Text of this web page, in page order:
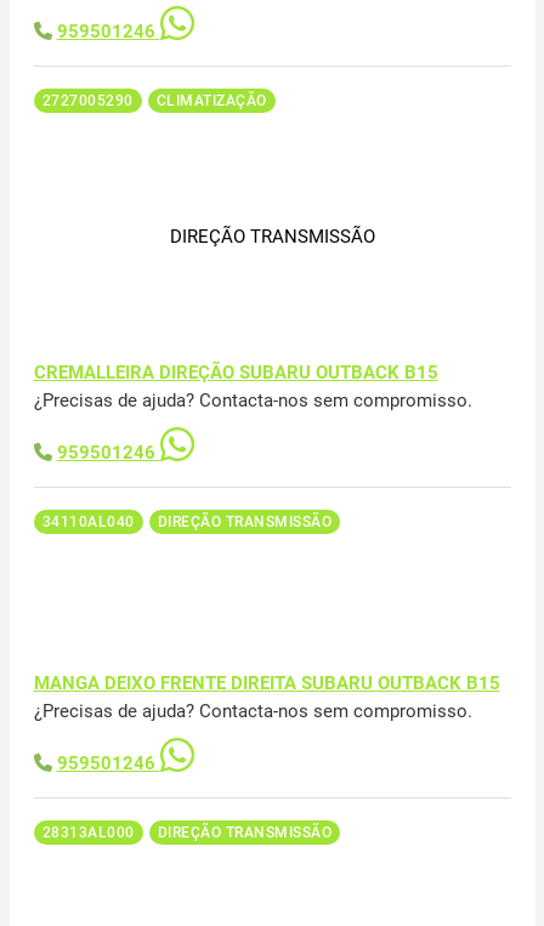
959501246
2727005290 CLIMATIZAÇÃO
DIREÇÃO TRANSMISSÃO
CREMALLEIRA DIREÇÃO SUBARU OUTBACK B15
¿Precisas de ajuda? Contacta-nos sem compromisso.
959501246
34110AL040 DIREÇÃO TRANSMISSÃO
MANGA DEIXO FRENTE DIREITA SUBARU OUTBACK B15
¿Precisas de ajuda? Contacta-nos sem compromisso.
959501246
28313AL000 DIREÇÃO TRANSMISSÃO